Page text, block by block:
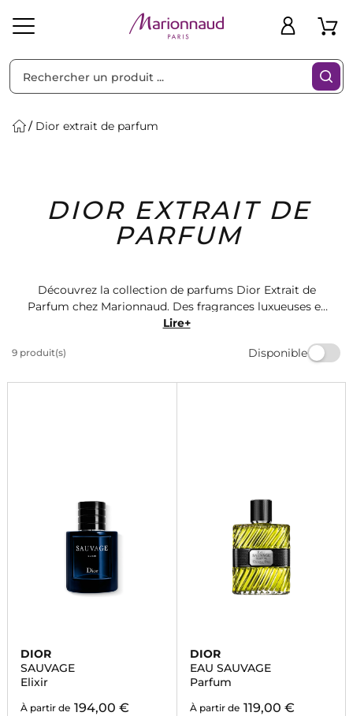
Solaire Homme Marques Idées
Cadeaux
Bons
Plans
Dior extrait de parfum
DIOR EXTRAIT DE
PARFUM
Découvrez la collection de parfums Dior Extrait de
Parfum chez Marionnaud. Des fragrances luxueuses et
envoûtantes qui vous transporteront dans un univers
parfait pour vous ou offrez-le en cadeau à un être cher.
Lire+
9 produit(s) Disponible
Filtres
DIOR
SAUVAGE
Elixir
À partir de 194,00 €
DIOR
EAU SAUVAGE
Parfum
À partir de 119,00 €